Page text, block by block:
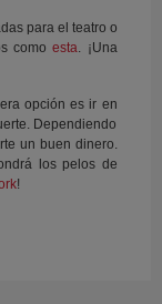
para el teatro o
comoesta . ¡Una
opción es ir en
Dependiendo
un buen dinero.
los pelos de
!